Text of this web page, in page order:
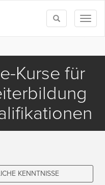
Toggle
search
Kurse für
KENNTNISSE